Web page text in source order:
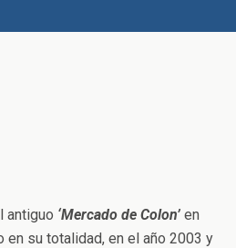
antiguo ‘Mercado de Colon’ en
en su totalidad, en el año 2003 y